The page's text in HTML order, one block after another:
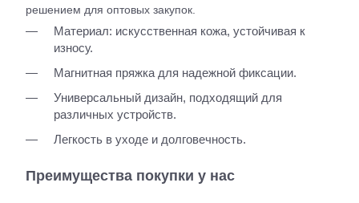
решением для оптовых закупок.
Материал: искусственная кожа, устойчивая к
износу.
Магнитная пряжка для надежной фиксации.
Универсальный дизайн, подходящий для
различных устройств.
Легкость в уходе и долговечность.
Преимущества покупки у нас